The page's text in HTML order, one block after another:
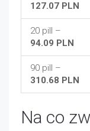
127.07 PLN
20 pill –
94.09 PLN
90 pill –
310.68 PLN
Na co